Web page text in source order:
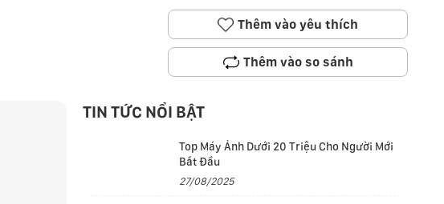
Thêm vào yêu thích
Thêm vào so sánh
TIN TỨC NỔI BẬT
Top Máy Ảnh Dưới 20 Triệu Cho Người Mới
Bắt Đầu
27/08/2025